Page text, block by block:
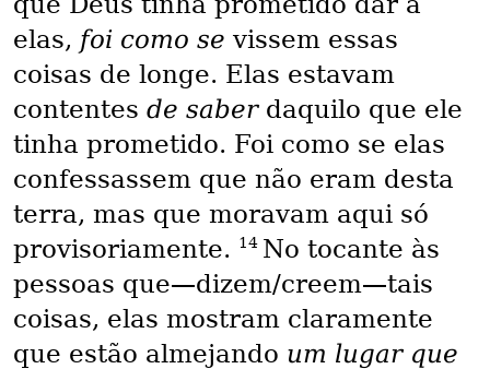
elas, foi como se vissem essas
coisas de longe. Elas estavam
contentes de saber daquilo que ele
tinha prometido. Foi como se elas
confessassem que não eram desta
terra, mas que moravam aqui só
provisoriamente. 14 No tocante às
pessoas que—dizem/creem—tais
coisas, elas mostram claramente
que estão almejando um lugar que